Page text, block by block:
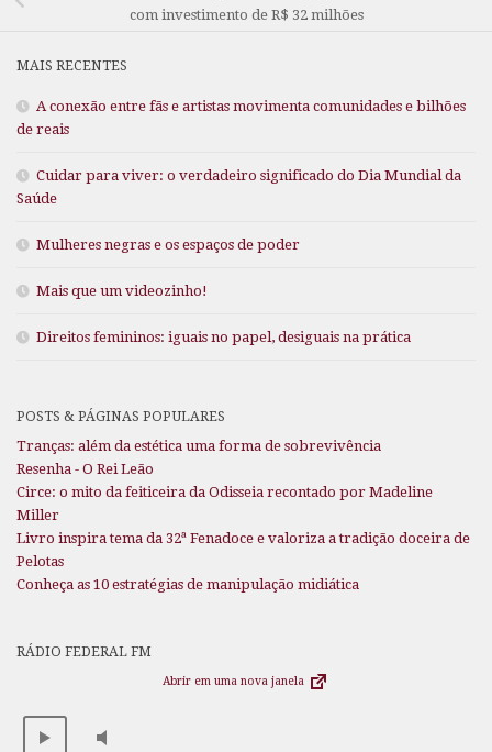
com investimento de R$ 32 milhões
MAIS RECENTES
A conexão entre fãs e artistas movimenta comunidades e bilhões
de reais
Cuidar para viver: o verdadeiro significado do Dia Mundial da
Saúde
Mulheres negras e os espaços de poder
Mais que um videozinho!
Direitos femininos: iguais no papel, desiguais na prática
POSTS & PÁGINAS POPULARES
Tranças: além da estética uma forma de sobrevivência
Resenha - O Rei Leão
Circe: o mito da feiticeira da Odisseia recontado por Madeline
Miller
Livro inspira tema da 32ª Fenadoce e valoriza a tradição doceira de
Pelotas
Conheça as 10 estratégias de manipulação midiática
RÁDIO FEDERAL FM
Abrir em uma nova janela